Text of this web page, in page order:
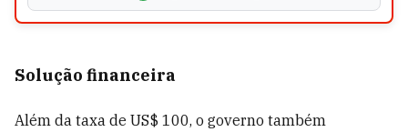
Solução financeira
Além da taxa de US$ 100, o governo também